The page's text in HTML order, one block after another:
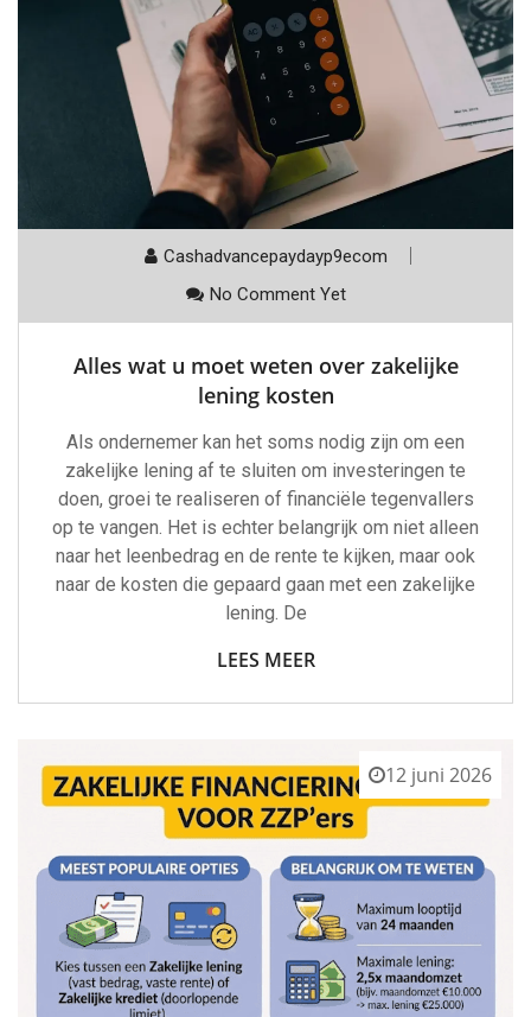
Cashadvancepaydayp9ecom
No Comment Yet
Alles wat u moet weten over zakelijke
lening kosten
Als ondernemer kan het soms nodig zijn om een
zakelijke lening af te sluiten om investeringen te
doen, groei te realiseren of financiële tegenvallers
op te vangen. Het is echter belangrijk om niet alleen
naar het leenbedrag en de rente te kijken, maar ook
naar de kosten die gepaard gaan met een zakelijke
lening. De
LEES MEER
12 juni 2026